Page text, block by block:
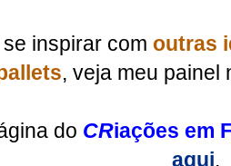
inspirar com outras
, veja meu painel
do CRiações em
aqui.